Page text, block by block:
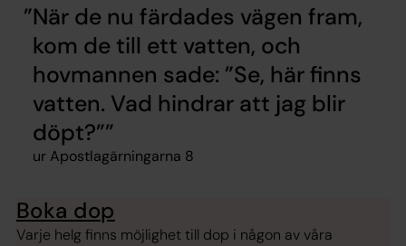
När de nu färdades vägen fram,
kom de till ett vatten, och
hovmannen sade: ”Se, här finns
vatten. Vad hindrar att jag blir
döpt?”
ur Apostlagärningarna 8
Boka dop
Varje helg finns möjlighet till dop i någon av våra